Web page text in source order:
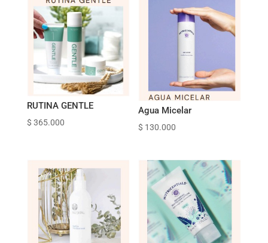
RUTINA GENTLE
$ 365.000
Agua Micelar
$ 130.000